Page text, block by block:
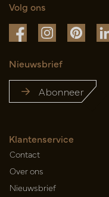
Volg ons
Nieuwsbrief
Abonneer
Klantenservice
Contact
Over ons
Nieuwsbrief